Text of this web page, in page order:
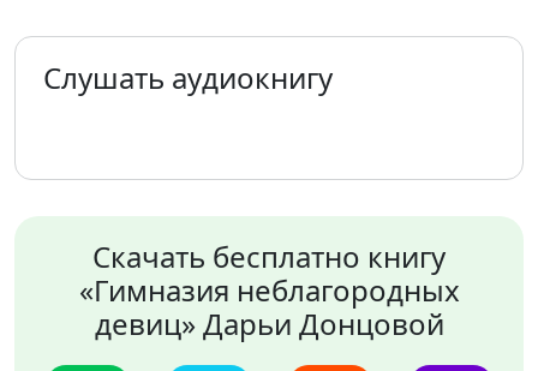
Слушать аудиокнигу
Скачать бесплатно книгу
«Гимназия неблагородных
девиц» Дарьи Донцовой